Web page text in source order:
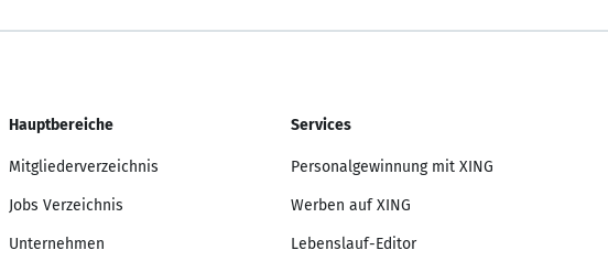
Hauptbereiche
Mitgliederverzeichnis
Jobs Verzeichnis
Unternehmen
Services
Personalgewinnung mit XING
Werben auf XING
Lebenslauf-Editor